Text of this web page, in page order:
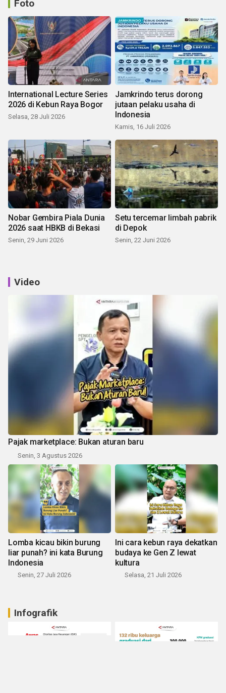
Foto
International Lecture Series
2026 di Kebun Raya Bogor
Selasa, 28 Juli 2026
Jamkrindo terus dorong
jutaan pelaku usaha di
Indonesia
Kamis, 16 Juli 2026
Nobar Gembira Piala Dunia
2026 saat HBKB di Bekasi
Senin, 29 Juni 2026
Setu tercemar limbah pabrik
di Depok
Senin, 22 Juni 2026
Video
Pajak marketplace: Bukan aturan baru
Senin, 3 Agustus 2026
Lomba kicau bikin burung
liar punah? ini kata Burung
Indonesia
Senin, 27 Juli 2026
Ini cara kebun raya dekatkan
budaya ke Gen Z lewat
kultura
Selasa, 21 Juli 2026
Infografik